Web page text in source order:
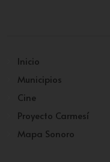
Inicio
Municipios
Cine
Proyecto Carmesí
Mapa Sonoro